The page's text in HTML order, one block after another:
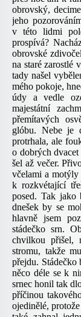
obrovský,
jeho
v této lidmi
prospívá?
obrovské
na staré zarostlé
tady našel
mého pokoje,
údy a vedle
majestátní
přemítavých
glóbu. Nebe je
protrhala, ale
o dobrých
šel až večer.
včelami a motýly
k rozkvétající
posed. Tak jako
dnešek by se
hlavně jsem
stádečko srn.
chvilkou přišel,
stromu, takže
přejdu. Stádečko
něco déle se k
srnec honil tak
příčinou
ojedinělé,